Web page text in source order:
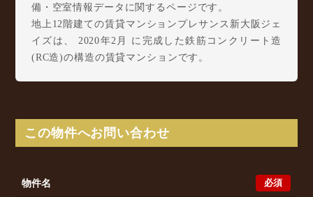
備・空室情報データに関するページです。
地上12階建ての賃貸マンションプレサンス新大阪ジェ
イズは、 2020年2月 に完成した鉄筋コンクリート造
(RC造)の構造の賃貸マンションです。
本線 三国駅 徒歩17分 からアクセスが可能となって
おります。
をはじめ、東三国6丁目22-2周辺エリアで賃貸物件・
マンションをお探しでしたら、ぜひ大阪分譲賃貸
この物件へお問い合わせ
必須
物件名